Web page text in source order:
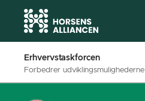
Erhvervstaskforcen
Forbedrer udviklingsmulighederne